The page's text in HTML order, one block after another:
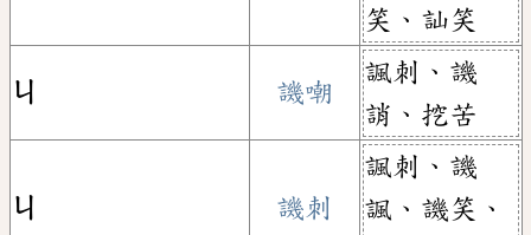
笑、訕笑
ㄐ 譏嘲
諷刺、譏
誚、挖苦
ㄐ 譏刺
諷刺、譏
諷、譏笑、